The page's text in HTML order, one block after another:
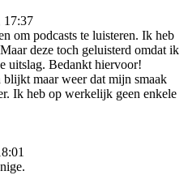
17:37
om podcasts te luisteren. Ik heb
deze toch geluisterd omdat ik
uitslag. Bedankt hiervoor!
blijkt maar weer dat mijn smaak
Ik heb op werkelijk geen enkele